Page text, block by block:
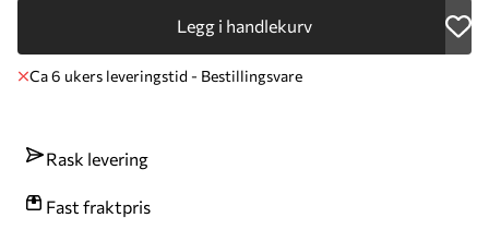
Legg i handlekurv
Ca 6 ukers leveringstid - Bestillingsvare
Rask levering
Fast fraktpris